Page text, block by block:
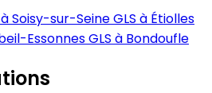
à Soisy-sur-SeineGLS à Étiolles
EssonnesGLS à Bondoufle